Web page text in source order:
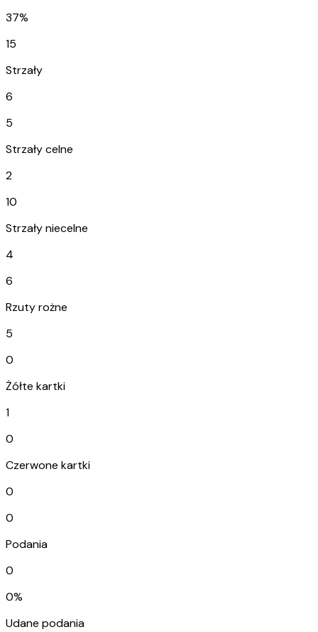
37%
15
Strzały
6
5
Strzały celne
2
10
Strzały niecelne
4
6
Rzuty rożne
5
0
Żółte kartki
1
0
Czerwone kartki
0
0
Podania
0
0%
Udane podania